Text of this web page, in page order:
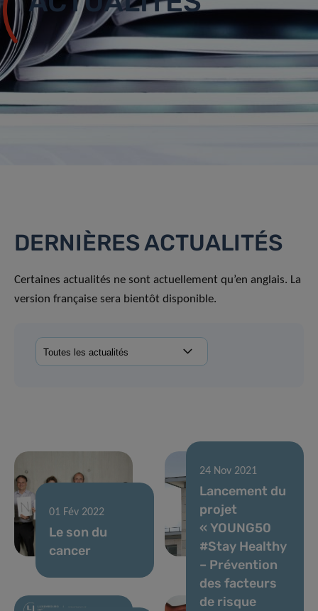
DERNIÈRES ACTUALITÉS
Certaines actualités ne sont actuellement qu’en anglais. La
version française sera bientôt disponible.
01 Fév 2022
Le son du
cancer
24 Jan 2022
Un allié pour
trouver notre
voix
24 Nov 2021
Lancement du
projet
« YOUNG50
#Stay Healthy
– Prévention
des facteurs
de risque